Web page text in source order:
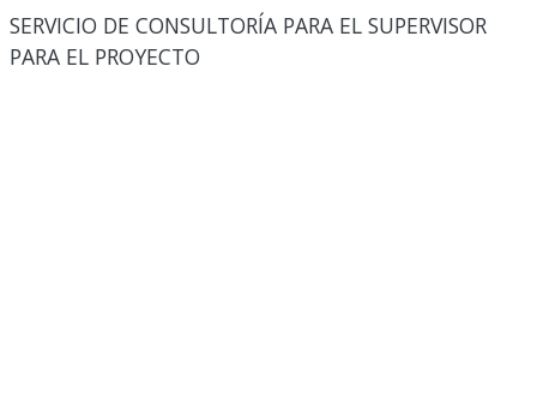
SERVICIO DE CONSULTORÍA PARA EL SUPERVISOR
PARA EL PROYECTO